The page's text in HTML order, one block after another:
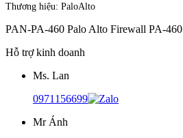
Thương hiệu: PaloAlto
PAN-PA-460 Palo Alto Firewall PA-460
Hỗ trợ kinh doanh
Ms. Lan
0971156699
Mr Ánh